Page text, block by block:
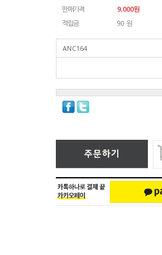
판매가격 9,000원
적립금
90 원
ANC164